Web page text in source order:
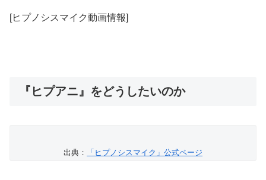
[ヒプノシスマイク動画情報]
『ヒプアニ』をどうしたいのか
出典： 「ヒプノシスマイク」公式ページ